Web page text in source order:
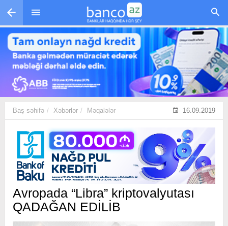
Skip to main content
Baş səhifə Xəbərlər Məqalələr 16.09.2019
Avropada “Libra” kriptovalyutası
QADAĞAN EDİLİB